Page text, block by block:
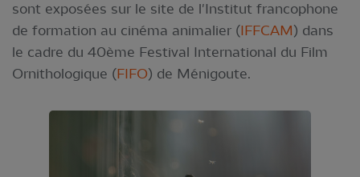
sont exposées sur le site de l'Institut francophone
de formation au cinéma animalier (IFFCAM) dans
le cadre du 40ème Festival International du Film
Ornithologique (FIFO) de Ménigoute.